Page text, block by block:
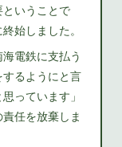
いうことで
始しました。
電鉄に支払う
るようにと言
っています」
任を放棄しま